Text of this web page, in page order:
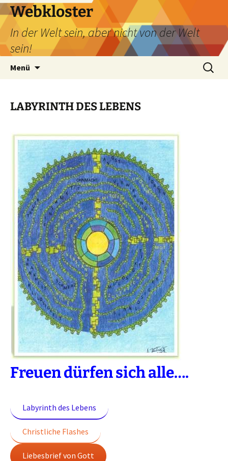
Webkloster
In der Welt sein, aber nicht von der Welt
sein!
Menü
Suchen
nach:
LABYRINTH DES LEBENS
Freuen dürfen sich alle….
Labyrinth des Lebens
Christliche Flashes
Liebesbrief von Gott